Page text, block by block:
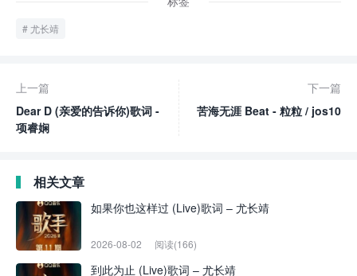
尤长靖
上一篇
Dear D (亲爱的告诉你)歌词 -
项睿娴
下一篇
苦海无涯 Beat - 粒粒 / jos10
相关文章
如果你也这样过 (Live)歌词 – 尤长靖
2026-08-02 阅读(166)
到此为止 (Live)歌词 – 尤长靖